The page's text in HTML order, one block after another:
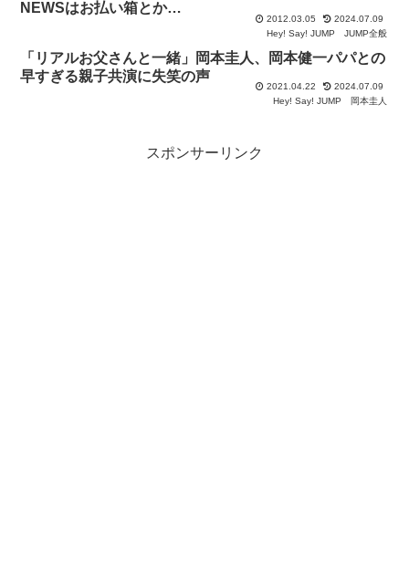
NEWSはお払い箱とか…
2012.03.05
2024.07.09
Hey! Say! JUMP
JUMP全般
「リアルお父さんと一緒」岡本圭人、岡本健一パパとの
早すぎる親子共演に失笑の声
2021.04.22
2024.07.09
Hey! Say! JUMP
岡本圭人
スポンサーリンク